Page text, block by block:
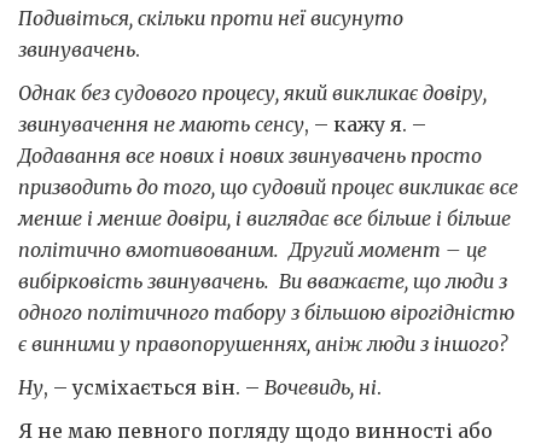
Подивіться, скільки проти неї висунуто
звинувачень.
Однак без судового процесу, який викликає довіру,
звинувачення не мають сенсу, – кажу я. –
Додавання все нових і нових звинувачень просто
призводить до того, що судовий процес викликає все
менше і менше довіри, і виглядає все більше і більше
політично вмотивованим. Другий момент – це
вибірковість звинувачень. Ви вважаєте, що люди з
одного політичного табору з більшою вірогідністю
є винними у правопорушеннях, аніж люди з іншого?
Ну, – усміхається він. – Вочевидь, ні.
Я не маю певного погляду щодо винності або